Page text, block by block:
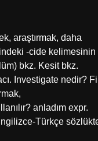
araştırmak, daha
-cide kelimesinin
bkz. Kesit bkz.
Investigate nedir?
anladım expr.
Türkçe